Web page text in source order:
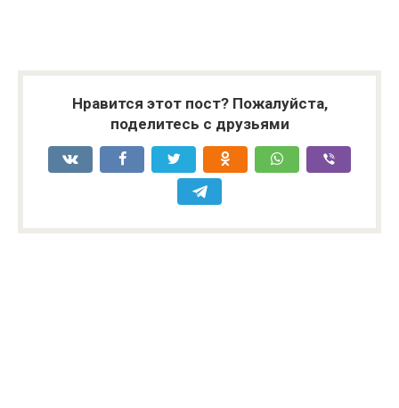
Нравится этот пост? Пожалуйста,
поделитесь с друзьями